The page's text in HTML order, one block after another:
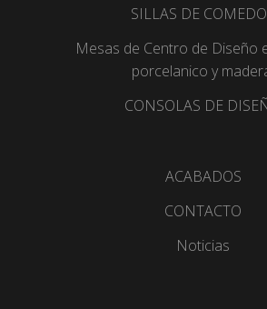
SILLAS DE
Mesas de Centro de Diseño
porcelanico y
CONSOLAS DE
ACABADOS
CONTACTO
Noticias